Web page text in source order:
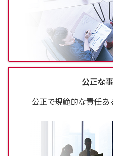
公正な
公正で規範的な責任